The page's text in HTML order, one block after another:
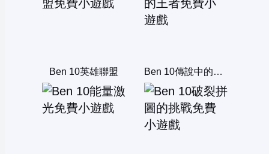
Ben 10英雄聯盟 Ben 10傳說中的王者